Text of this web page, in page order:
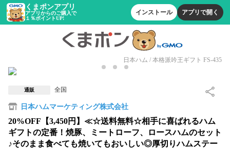
くまポンアプリ
アプリからのご購入で
１％ポイントUP!
インストール アプリで開く
日本ハム / 本格派吟王ギフト FS-435
通販 全国
日本ハムマーケティング株式会社
20%OFF【3,450円】≪☆送料無料☆相手に喜ばれるハム
ギフトの定番！焼豚、ミートローフ、ロースハムのセット
♪そのまま食べても焼いてもおいしい◎厚切りハムステー